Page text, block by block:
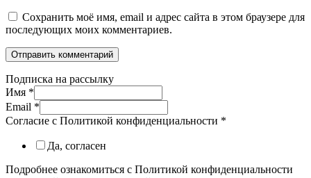
Сохранить моё имя, email и адрес сайта в этом браузере для
последующих моих комментариев.
Подписка на рассылку
Имя *
Email *
Согласие с Политикой конфиденциальности *
Да, согласен
Подробнее ознакомиться с Политикой конфиденциальности